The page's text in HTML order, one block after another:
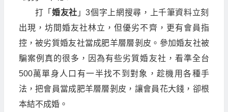
打「 婚友社 」3個字上網搜尋，上千筆資料立刻
出現，坊間婚友社林立，但優劣不齊，更有會員指
控，被劣質婚友社當成肥羊層層剝皮。參加婚友社被
騙案例真的很多，因為有些劣質婚友社，看準全台
500萬單身人口有一半找不到對象，趁機用各種手
法，把會員當成肥羊層層剝皮，讓會員花大錢，卻根
本結不成婚。